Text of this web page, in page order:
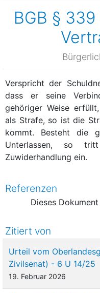
BGB §
Verspricht der
dass er seine
gehöriger Weise
als Strafe, so ist die
kommt. Besteht die
Unterlassen, so
Zuwiderhandlung ein.
Referenzen
Dieses
Zitiert von
Urteil vom
Zivilsenat) - 6 U 14/25
19. Februar 2026